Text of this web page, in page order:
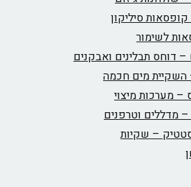
סיליקון
לשימור
דוחס תבלינים ואבקנים
מים חכמה
– מערכות מיצוי
מדללים וטרפנים
– שקיות